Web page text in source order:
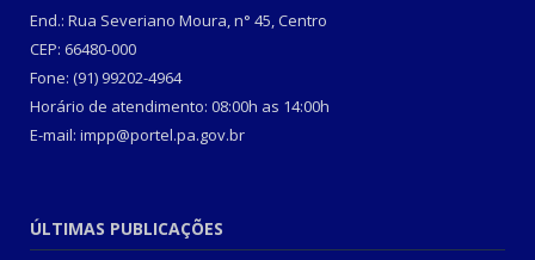
End.: Rua Severiano Moura, n° 45, Centro
CEP: 66480-000
Fone: (91) 99202-4964
Horário de atendimento: 08:00h as 14:00h
E-mail: impp@portel.pa.gov.br
ÚLTIMAS PUBLICAÇÕES